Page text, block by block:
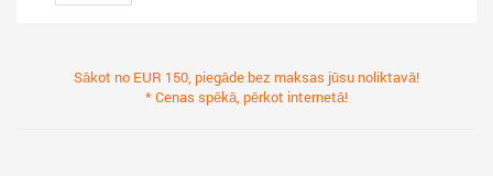
Sākot no EUR 150, piegāde bez maksas jūsu noliktavā!
* Cenas spēkā, pērkot internetā!